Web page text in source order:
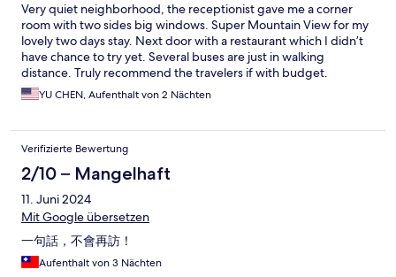
Very quiet neighborhood, the receptionist gave me a corner
room with two sides big windows. Super Mountain View for my
lovely two days stay. Next door with a restaurant which I didn’t
have chance to try yet. Several buses are just in walking
distance. Truly recommend the travelers if with budget.
YU CHEN, Aufenthalt von 2 Nächten
Verifizierte Bewertung
2/10 – Mangelhaft
11. Juni 2024
Mit Google übersetzen
一句話，不會再訪！
Aufenthalt von 3 Nächten